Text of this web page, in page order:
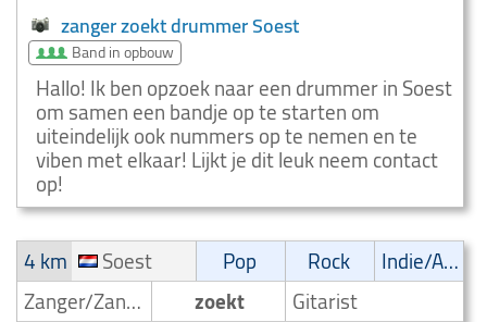
zanger zoekt drummer Soest
Band in opbouw
Hallo! Ik ben opzoek naar een drummer in Soest
om samen een bandje op te starten om
uiteindelijk ook nummers op te nemen en te
viben met elkaar! Lijkt je dit leuk neem contact
op!
4 km
Soest Pop Rock
Indie/Alternative
Zanger/Zangeres
zoekt Gitarist